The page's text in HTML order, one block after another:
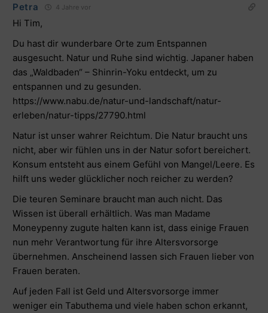
Petra 4 Jahre vor
Hi Tim,
Du hast dir wunderbare Orte zum Entspannen
ausgesucht. Natur und Ruhe sind wichtig. Japaner haben
das „Waldbaden“ – Shinrin-Yoku entdeckt, um zu
entspannen und zu gesunden.
https://www.nabu.de/natur-und-landschaft/natur-
erleben/natur-tipps/27790.html
Natur ist unser wahrer Reichtum. Die Natur braucht uns
nicht, aber wir fühlen uns in der Natur sofort bereichert.
Konsum entsteht aus einem Gefühl von Mangel/Leere. Es
hilft uns weder glücklicher noch reicher zu werden?
Die teuren Seminare braucht man auch nicht. Das
Wissen ist überall erhältlich. Was man Madame
Moneypenny zugute halten kann ist, dass einige Frauen
nun mehr Verantwortung für ihre Altersvorsorge
übernehmen. Anscheinend lassen sich Frauen lieber von
Frauen beraten.
Auf jeden Fall ist Geld und Altersvorsorge immer
weniger ein Tabuthema und viele haben schon erkannt,